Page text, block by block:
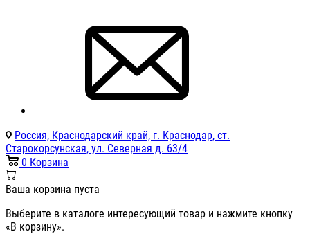
Россия, Краснодарский край, г. Краснодар, ст.
Старокорсунская, ул. Северная д. 63/4
0 Корзина
Ваша корзина пуста
Выберите в каталоге интересующий товар и нажмите кнопку
«В корзину».